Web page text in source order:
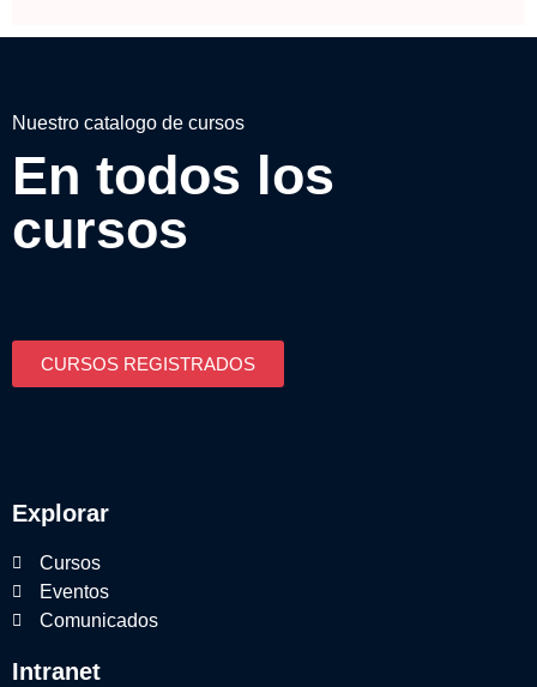
Nuestro catalogo de cursos
En todos los
cursos
CURSOS REGISTRADOS
Explorar
Cursos
Eventos
Comunicados
Intranet